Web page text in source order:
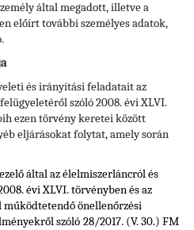
által megadott, illetve a
előírt további személyes adatok,
és irányítási feladatait az
szóló 2008. évi XLVI.
ezen törvény keretei között
eljárásokat folytat, amely során
által az élelmiszerláncról és
évi XLVI. törvénybenés az
önellenőrzési
szóló 28/2017. (V. 30.) FM